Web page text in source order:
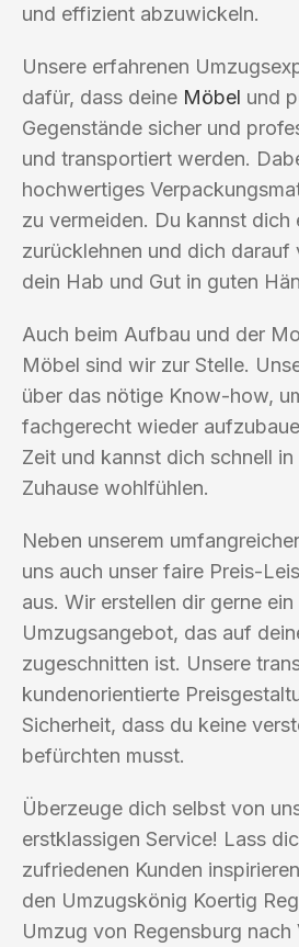
und effizient abzuwickeln.
Unsere erfahrenen
dafür, dass deine Möbel und
Gegenstände sicher und
und transportiert werden.
hochwertiges
zu vermeiden. Du kannst dich
zurücklehnen und dich darauf
dein Hab und Gut in guten
Auch beim Aufbau und der
Möbel sind wir zur Stelle.
über das nötige Know-how,
fachgerecht wieder
Zeit und kannst dich schnell in
Zuhause wohlfühlen.
Neben unserem
uns auch unser faire Preis-
aus. Wir erstellen dir gerne
Umzugsangebot, das auf
zugeschnitten ist. Unsere
kundenorientierte
Sicherheit, dass du keine
befürchten musst.
Überzeuge dich selbst von
erstklassigen Service! Lass
zufriedenen Kunden
den Umzugskönig Koertig
Umzug von Regensburg